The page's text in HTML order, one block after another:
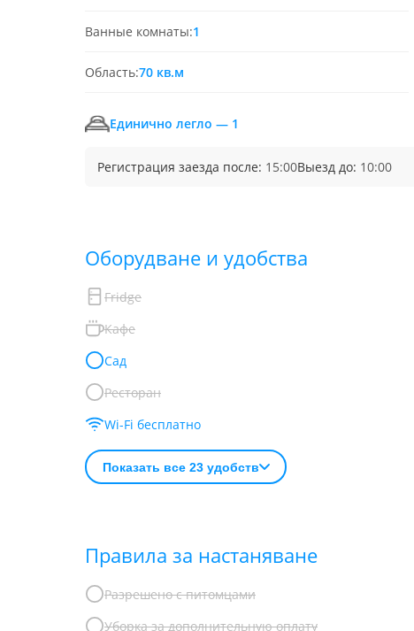
Ванные комнаты:1
Область:70 кв.м
Единично легло — 1
Регистрация заезда после: 15:00Выезд до: 10:00
Обoрудване и удобства
Fridge
Кафе
Сад
Ресторан
Wi-Fi бесплатно
Показать все 23 удобств
Правила за настаняване
Разрешено с питомцами
Уборка за дополнительную оплату